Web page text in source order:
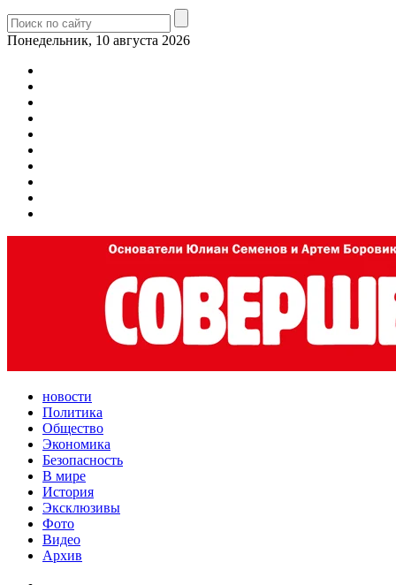
Понедельник, 10 августа 2026
новости
Политика
Общество
Экономика
Безопасность
В мире
История
Эксклюзивы
Фото
Видео
Архив